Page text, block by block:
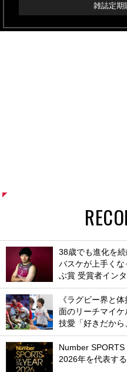
雑誌定期
38歳でも進化を
バスケが上手く
ぶ賞 受賞者インタ
《ラグビー界と
面のリーチマイ
技愛「好きだから
Number SPORTS
2026年を代表す